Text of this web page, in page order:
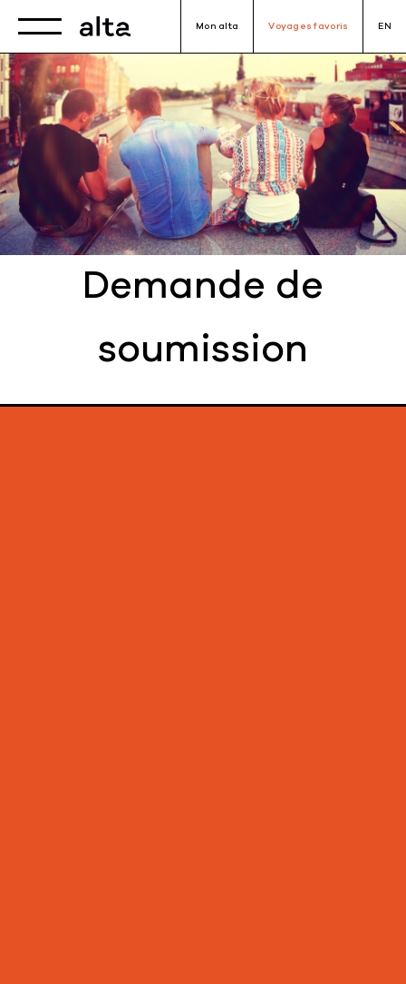
Toggle navigation Mon alta Voyages favoris EN
Demande de
soumission